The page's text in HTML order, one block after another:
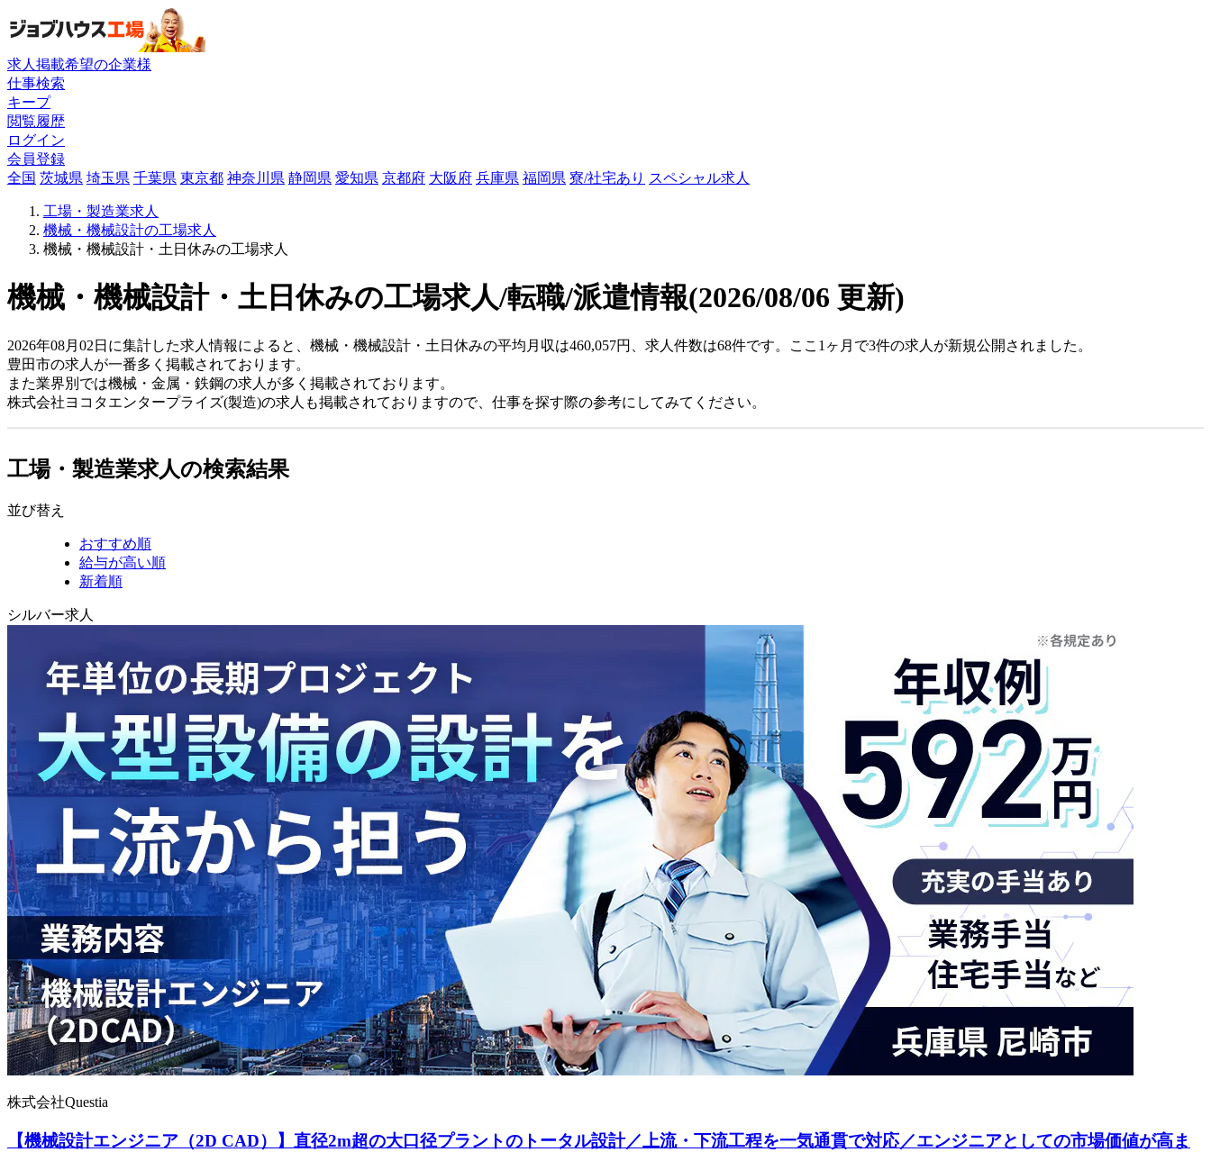
求人掲載希望の企業様
仕事検索
キープ
閲覧履歴
ログイン
会員登録
全国 茨城県 埼玉県 千葉県 東京都 神奈川県 静岡県 愛知県 京都府 大阪府 兵庫県 福岡県 寮/社宅あり スペシャル求人
工場・製造業求人
機械・機械設計の工場求人
機械・機械設計・土日休みの工場求人
機械・機械設計・土日休みの工場求人/転職/派遣情報(2026/08/06 更新)
2026年08月02日に集計した求人情報によると、機械・機械設計・土日休みの平均月収は460,057円、求人件数は68件です。ここ1ヶ月で3件の求人が新規公開されました。
豊田市の求人が一番多く掲載されております。
また業界別では機械・金属・鉄鋼の求人が多く掲載されております。
株式会社ヨコタエンタープライズ(製造)の求人も掲載されておりますので、仕事を探す際の参考にしてみてください。
工場・製造業求人の検索結果
並び替え
おすすめ順
給与が高い順
新着順
シルバー求人
株式会社Questia
【機械設計エンジニア（2D CAD）】直径2m超の大口径プラントのトータル設計／上流・下流工程を一気通貫で対応／エンジニアとしての市場価値が高ま